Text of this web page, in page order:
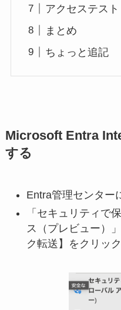
アクセステスト
まとめ
ちょっと追記
Microsoft Entra
する
Entra管理センター
「セキュリティで
ス（プレビュー）
ク転送】をクリッ